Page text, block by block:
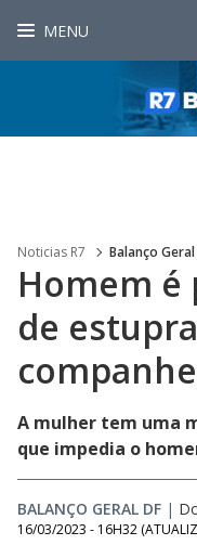
MENU
Noticias R7 Balanço Geral
Homem é
de
A mulher tem uma
que impedia o
BALANÇO GERAL DF |
16/03/2023 - 16H32